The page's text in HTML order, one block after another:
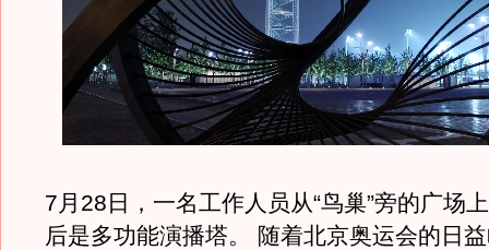
7月28日，一名工作人员从“鸟巢”旁的广场
后是多功能演播塔。 随着北京奥运会的日